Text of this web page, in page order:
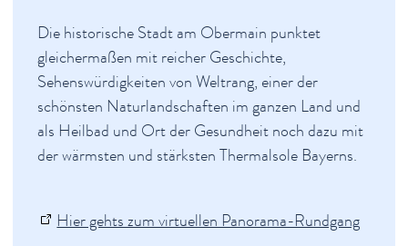
Newsletter
English Sites
BÜRGER & STADT
Die historische Stadt am Obermain punktet
gleichermaßen mit reicher Geschichte,
Sehenswürdigkeiten von Weltrang, einer der
schönsten Naturlandschaften im ganzen Land und
als Heilbad und Ort der Gesundheit noch dazu mit
der wärmsten und stärksten Thermalsole Bayerns.
Hier gehts zum virtuellen Panorama-Rundgang